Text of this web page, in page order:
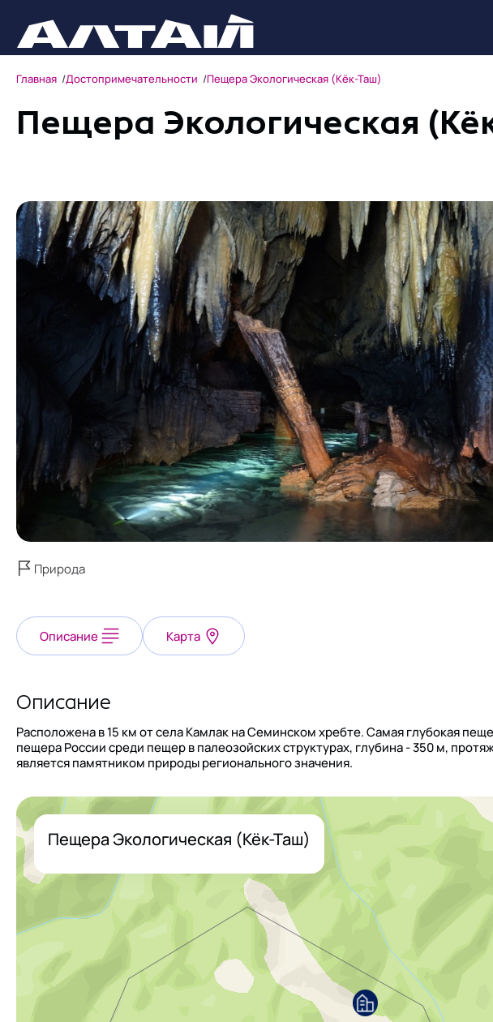
Главная Достопримечательности Пещера Экологическая (Кёк-Таш)
Пещера Экологическая
Природа
Описание Карта
Описание
Расположена в 15 км от села Камлак на Семинском хребте. Самая глубокая
пещера России среди пещер в палеозойских структурах, глубина - 350 м,
является памятником природы регионального значения.
Пещера Экологическая (Кёк-Таш)